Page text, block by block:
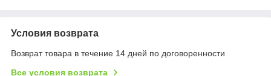
Условия возврата
Возврат товара в течение 14 дней по договоренности
Все условия возврата